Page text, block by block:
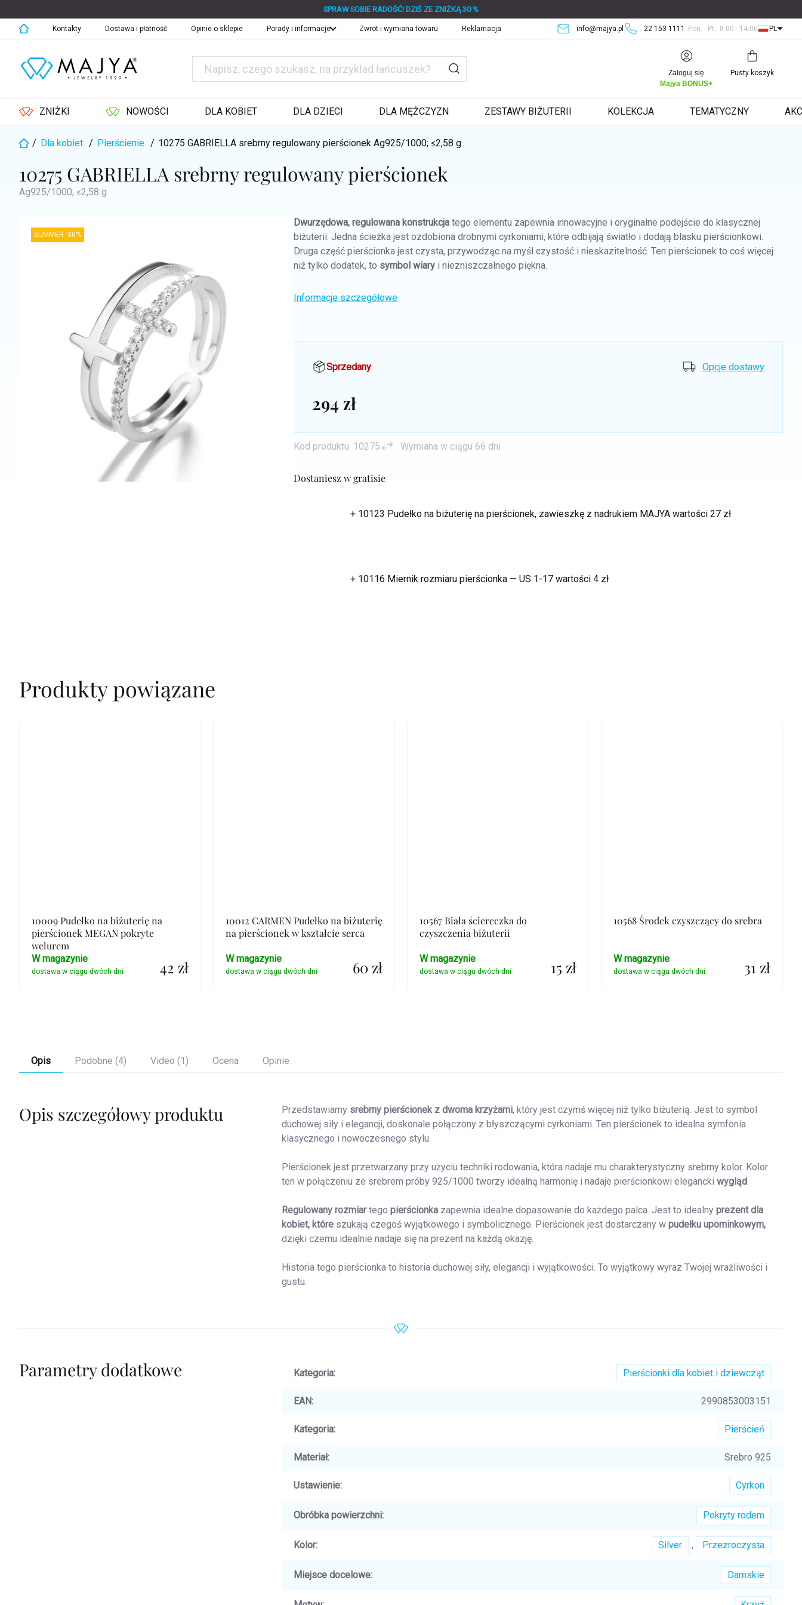
do
treści
SPRAW SOBIE RADOŚĆ! DZIŚ ZE ZNIŻKĄ 30 %
22 153 1111 Pon. - Pt.: 8:00 - 14:00
info@majya.pl
Kontakty Dostawa i płatność Opinie o sklepie Porady i informacje Zwrot i wymiana towaru Reklamacja PL
Zaloguj się
Majya BONUS+
Koszyk
Pusty koszyk
ZNIŻKI NOWOŚCI DLA KOBIET DLA DZIECI DLA MĘŻCZYZN ZESTAWY BIŻUTERII KOLEKCJA TEMATYCZNY
Home
/ Dla kobiet / Pierścienie / 10275 GABRIELLA srebrny regulowany pierścionekAg925/1000; ≤2,58 g
10275 GABRIELLA srebrny regulowany pierścionek
Ag925/1000; ≤2,58 g
SUMMER -30%
Dostaniesz w gratisie
+ 10123 Pudełko na biżuterię na pierścionek, zawieszkę z nadrukiem MAJYA wartości 27 zł
+ 10116 Miernik rozmiaru pierścionka — US 1-17 wartości 4 zł
Dwurzędowa, regulowana konstrukcja tego elementu zapewnia innowacyjne i oryginalne podejście do klasycznej
biżuterii. Jedna ścieżka jest ozdobiona drobnymi cyrkoniami, które odbijają światło i dodają blasku pierścionkowi.
Druga część pierścionka jest czysta, przywodząc na myśl czystość i nieskazitelność. Ten pierścionek to coś więcej
niż tylko dodatek, to symbol wiary i niezniszczalnego piękna.
Informacje szczegółowe
Sprzedany Opcje dostawy
294 zł
jednostkowa:
Kod produktu: 10275 Wymiana w ciągu 66 dni
Produkty powiązane
10009 Pudełko na biżuterię na
pierścionek MEGAN pokryte
welurem
42 zł
W magazynie
10012 CARMEN Pudełko na biżuterię
na pierścionek w kształcie serca
60 zł
W magazynie
10567 Biała ściereczka do
czyszczenia biżuterii
15 zł
W magazynie
10568 Środek czyszczący do srebra
31 zł
W magazynie
Opis Podobne (4) Video (1) Ocena Opinie
Opis szczegółowy produktu Przedstawiamy srebrny pierścionek z dwoma krzyżami, który jest czymś więcej niż tylko biżuterią. Jest to symbol
duchowej siły i elegancji, doskonale połączony z błyszczącymi cyrkoniami. Ten pierścionek to idealna symfonia
klasycznego i nowoczesnego stylu.
Pierścionek jest przetwarzany przy użyciu techniki rodowania, która nadaje mu charakterystyczny srebrny kolor. Kolor
ten w połączeniu ze srebrem próby 925/1000 tworzy idealną harmonię i nadaje pierścionkowi elegancki wygląd.
Regulowany rozmiartego pierścionka zapewnia idealne dopasowanie do każdego palca. Jest to idealny prezent dla
kobiet, które szukają czegoś wyjątkowego i symbolicznego. Pierścionek jest dostarczany w pudełku upominkowym,
dzięki czemu idealnie nadaje się na prezent na każdą okazję.
Historia tego pierścionka to historia duchowej siły, elegancji i wyjątkowości. To wyjątkowy wyraz Twojej wrażliwości i
gustu.
Parametry dodatkowe Kategoria: Pierścionki dla kobiet i dziewcząt
EAN: 2990853003151
Kategoria: Pierścień
Materiał: Srebro 925
Ustawienie: Cyrkon
Obróbka powierzchni: Pokryty rodem
Kolor: Silver , Przezroczysta
Miejsce docelowe: Damskie